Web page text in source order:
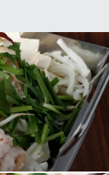
る冬の定番もつ鍋
ぴったりの、あた
。
め屋 大宮店